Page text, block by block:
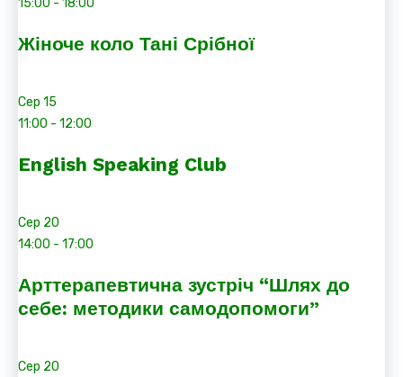
Жіноче коло Тані Срібної
Сер 15
11:00 - 12:00
English Speaking Club
Сер 20
14:00 - 17:00
Арттерапевтична зустріч “Шлях до
себе: методики самодопомоги”
Сер 20